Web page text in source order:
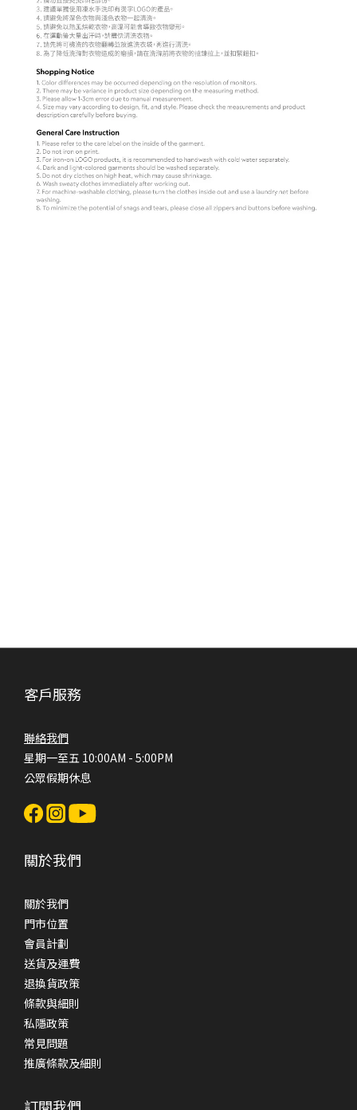
客戶服務
聯絡我們
星期一至五 10:00AM - 5:00PM
公眾假期休息
關於我們
關於我們
門市位置
會員計劃
送貨及運費
退換貨政策
條款與細則
私隱政策
常見問題
推廣條款及細則